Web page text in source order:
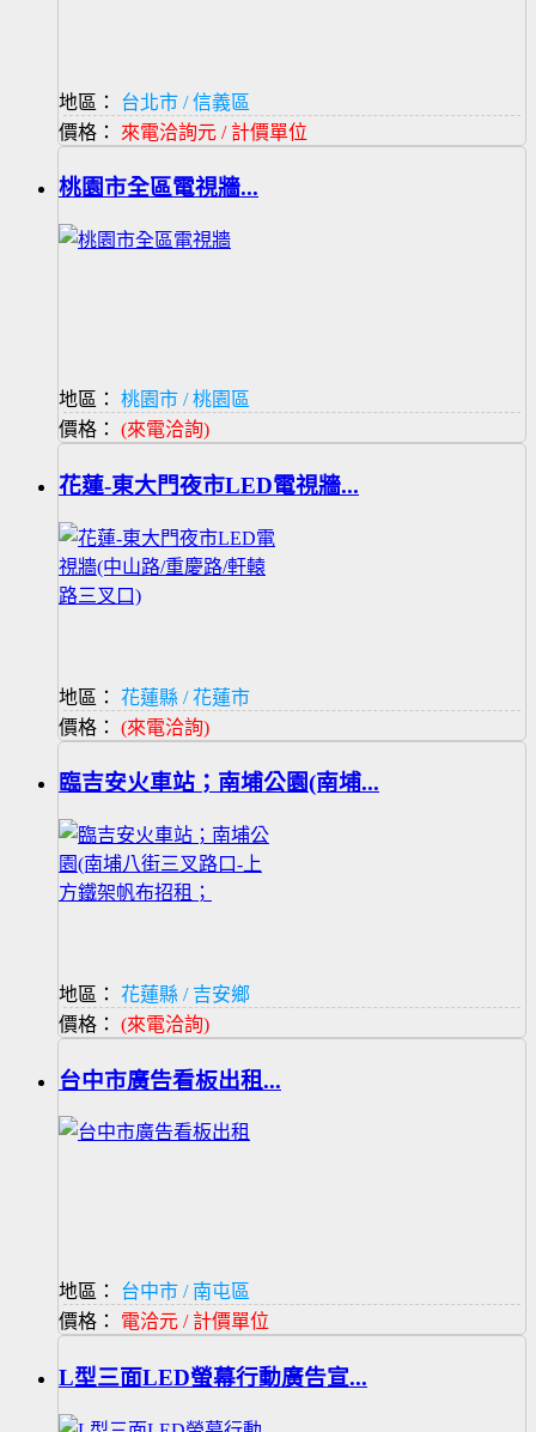
地區：
台北市 / 信義區
價格： 來電洽詢元 / 計價單位
桃園市全區電視牆...
地區：
桃園市 / 桃園區
價格： (來電洽詢)
花蓮-東大門夜市LED電視牆...
地區：
花蓮縣 / 花蓮市
價格： (來電洽詢)
臨吉安火車站；南埔公園(南埔...
地區：
花蓮縣 / 吉安鄉
價格： (來電洽詢)
台中市廣告看板出租...
地區：
台中市 / 南屯區
價格： 電洽元 / 計價單位
L型三面LED螢幕行動廣告宣...